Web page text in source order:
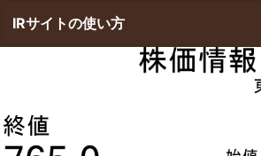
IRサイトの使い方